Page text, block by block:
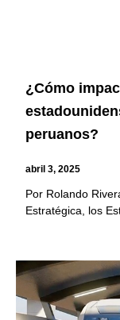
¿Cómo
peruanos?
abril 3, 2025
Por Rolando
Estratégica, los